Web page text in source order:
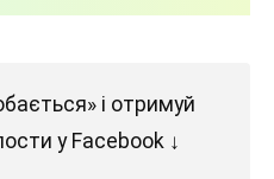
і отримуй
у Facebook ↓